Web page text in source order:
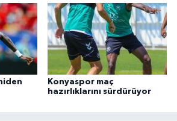
Konyaspor maç
hazırlıklarını sürdürüyor